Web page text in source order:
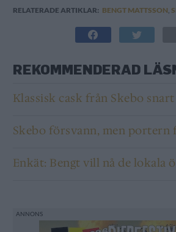
RELATERADE ARTIKLAR: BENGT MATTSSON
REKOMMENDERAD
Klassisk cask från Skebo
Skebo försvann, men portern
Enkät: Bengt vill nå de lokala